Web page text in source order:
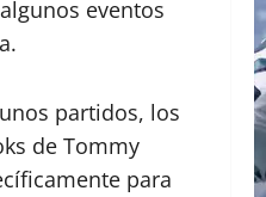
eventos
partidos, los
de Tommy
para